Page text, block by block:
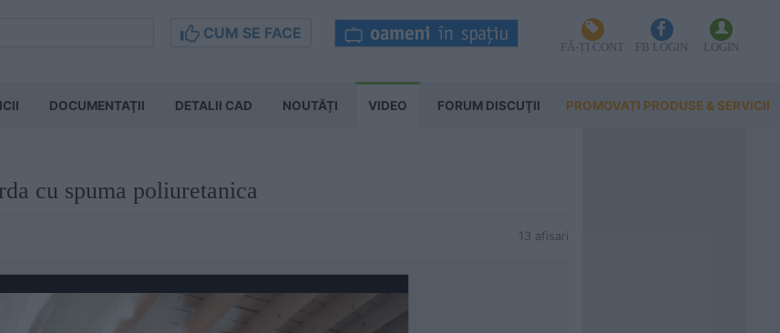
CUM SE FACE
FĂ-ȚI CONT FB LOGIN LOGIN
DOCUMENTAŢII DETALII CAD NOUTĂȚI VIDEO FORUM DISCUŢII PROMOVAȚI PRODUSE & SERVICII
cu spuma poliuretanica
13 afisari